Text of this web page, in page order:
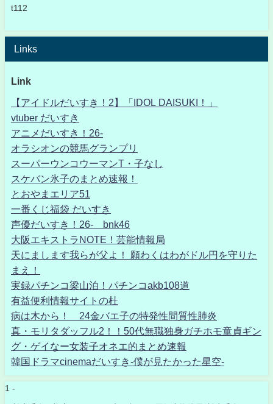
t112
Links
Link
【アイドルだいすき！2】「IDOL DAISUKI！」
vtuber だいすき
アニメだいすき！26-
オラシオンの競馬グランプリ
スーパーウンコウーマンT・子なし
スケバン氷子のまとめ速報！
とおやまエリア51
一番くじ福袋 だいすき
声優だいすき！26- bnk46
大阪エキストラNOTE！芸能情報局
天にまします我らが父よ！ 願わくはわがドル円を守りた
まえ！
実録パチンコ梁山泊！パチンコakb108道
有益便利情報サイトの杜
病は木から！ 24金バエ子の特発性間質性肺炎
真・モリタダッフル2！！50代無職独身ガチホモ童貞ギン
グ・ゲイなー女装子オネエ的まとめ速報
韓国ドラマcinemaだいすき-僕が見たかった星空-
1 -